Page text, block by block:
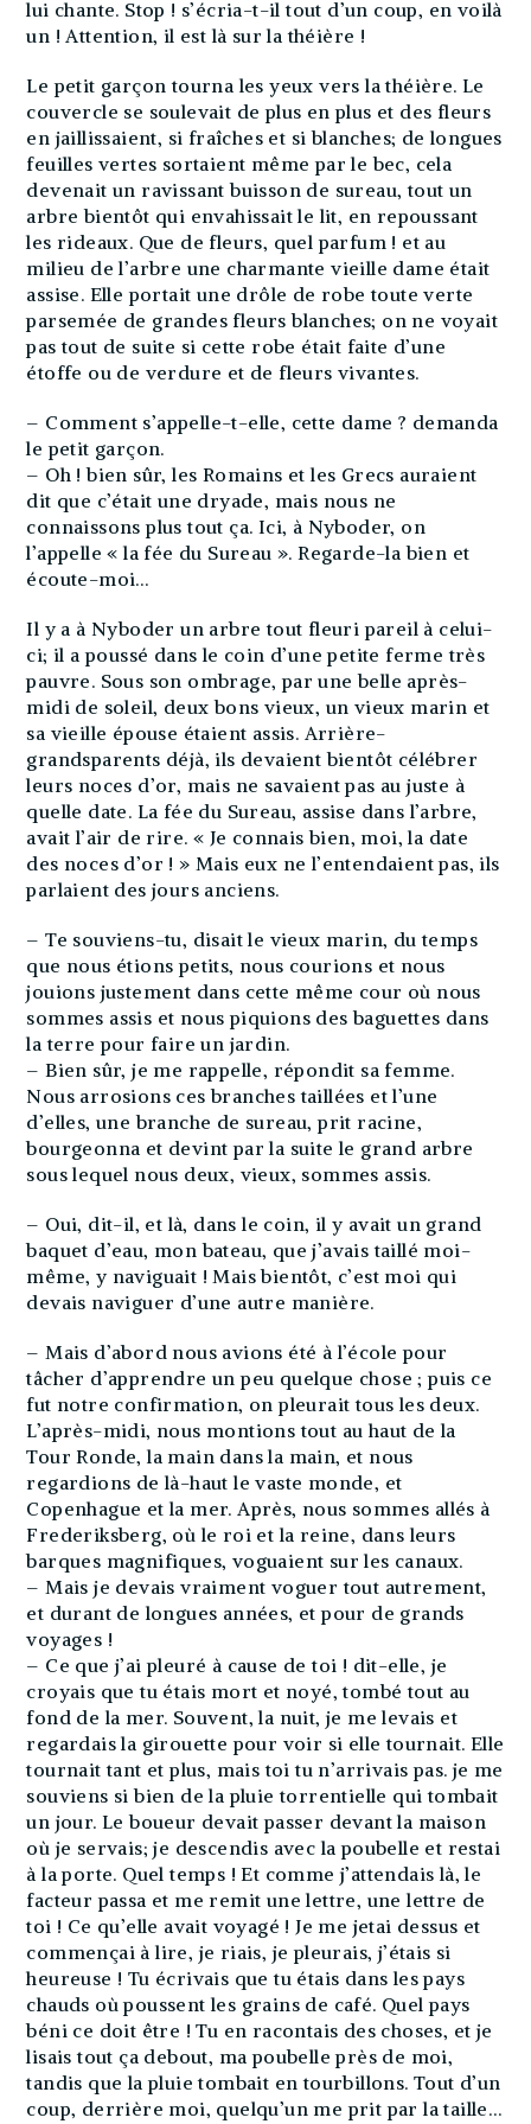
lui chante. Stop ! s’écria-t-il tout d’un coup, en voilà
un ! Attention, il est là sur la théière !
Le petit garçon tourna les yeux vers la théière. Le
couvercle se soulevait de plus en plus et des fleurs
en jaillissaient, si fraîches et si blanches; de longues
feuilles vertes sortaient même par le bec, cela
devenait un ravissant buisson de sureau, tout un
arbre bientôt qui envahissait le lit, en repoussant
les rideaux. Que de fleurs, quel parfum ! et au
milieu de l’arbre une charmante vieille dame était
assise. Elle portait une drôle de robe toute verte
parsemée de grandes fleurs blanches; on ne voyait
pas tout de suite si cette robe était faite d’une
étoffe ou de verdure et de fleurs vivantes.
– Comment s’appelle-t-elle, cette dame ? demanda
le petit garçon.
– Oh ! bien sûr, les Romains et les Grecs auraient
dit que c’était une dryade, mais nous ne
connaissons plus tout ça. Ici, à Nyboder, on
l’appelle « la fée du Sureau ». Regarde-la bien et
écoute-moi…
Il y a à Nyboder un arbre tout fleuri pareil à celui-
ci; il a poussé dans le coin d’une petite ferme très
pauvre. Sous son ombrage, par une belle après-
midi de soleil, deux bons vieux, un vieux marin et
sa vieille épouse étaient assis. Arrière-
grandsparents déjà, ils devaient bientôt célébrer
leurs noces d’or, mais ne savaient pas au juste à
quelle date. La fée du Sureau, assise dans l’arbre,
avait l’air de rire. « Je connais bien, moi, la date
des noces d’or ! » Mais eux ne l’entendaient pas, ils
parlaient des jours anciens.
– Te souviens-tu, disait le vieux marin, du temps
que nous étions petits, nous courions et nous
jouions justement dans cette même cour où nous
sommes assis et nous piquions des baguettes dans
la terre pour faire un jardin.
– Bien sûr, je me rappelle, répondit sa femme.
Nous arrosions ces branches taillées et l’une
d’elles, une branche de sureau, prit racine,
bourgeonna et devint par la suite le grand arbre
sous lequel nous deux, vieux, sommes assis.
– Oui, dit-il, et là, dans le coin, il y avait un grand
baquet d’eau, mon bateau, que j’avais taillé moi-
même, y naviguait ! Mais bientôt, c’est moi qui
devais naviguer d’une autre manière.
– Mais d’abord nous avions été à l’école pour
tâcher d’apprendre un peu quelque chose ; puis ce
fut notre confirmation, on pleurait tous les deux.
L’après-midi, nous montions tout au haut de la
Tour Ronde, la main dans la main, et nous
regardions de là-haut le vaste monde, et
Copenhague et la mer. Après, nous sommes allés à
Frederiksberg, où le roi et la reine, dans leurs
barques magnifiques, voguaient sur les canaux.
– Mais je devais vraiment voguer tout autrement,
et durant de longues années, et pour de grands
voyages !
– Ce que j’ai pleuré à cause de toi ! dit-elle, je
croyais que tu étais mort et noyé, tombé tout au
fond de la mer. Souvent, la nuit, je me levais et
regardais la girouette pour voir si elle tournait. Elle
tournait tant et plus, mais toi tu n’arrivais pas. je me
souviens si bien de la pluie torrentielle qui tombait
un jour. Le boueur devait passer devant la maison
où je servais; je descendis avec la poubelle et restai
à la porte. Quel temps ! Et comme j’attendais là, le
facteur passa et me remit une lettre, une lettre de
toi ! Ce qu’elle avait voyagé ! Je me jetai dessus et
commençai à lire, je riais, je pleurais, j’étais si
heureuse ! Tu écrivais que tu étais dans les pays
chauds où poussent les grains de café. Quel pays
béni ce doit être ! Tu en racontais des choses, et je
lisais tout ça debout, ma poubelle près de moi,
tandis que la pluie tombait en tourbillons. Tout d’un
coup, derrière moi, quelqu’un me prit par la taille…